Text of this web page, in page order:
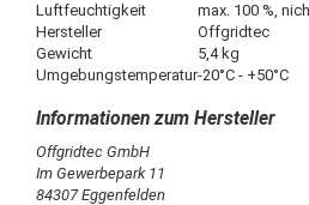
Luftfeuchtigkeit
max. 100 %,
Hersteller
Offgridtec
Gewicht
5,4 kg
Umgebungstemperatur-20°C - +50°C
Offgridtec GmbH
Im Gewerbepark 11
84307 Eggenfelden